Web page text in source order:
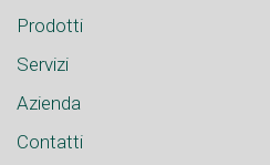
Prodotti
Servizi
Azienda
Contatti